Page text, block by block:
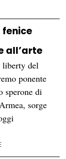
fenice
all’arte
del
ponente
sperone di
sorge